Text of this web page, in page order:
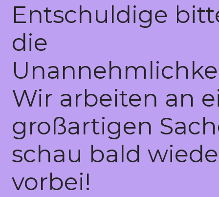
Entschuldige
die
Wir arbeiten an
großartigen
schau bald
vorbei!